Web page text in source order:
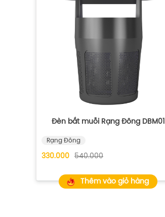
Đèn bắt muỗi Rạng Đông DBM01
Rạng Đông
330.000 540.000
Thêm vào giỏ hàng